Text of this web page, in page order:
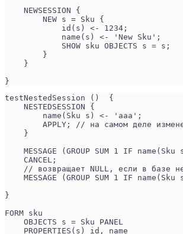
    NEWSESSION {
        NEW s = Sku {
            id(s) <- 1234;
            name(s) <- 'New Sku';
            SHOW sku OBJECTS s = s;
        }
    }
}
testNestedSession ()  {
    NESTEDSESSION {
        name(Sku s) <- 'aaa';
APPLY; // на самом деле
    }
MESSAGE (GROUP SUM 1 IF name(Sku
    CANCEL;
// возвращает NULL, если в базе
MESSAGE (GROUP SUM 1 IF name(Sku
}
FORM sku
    OBJECTS s = Sku PANEL
    PROPERTIES(s) id, name